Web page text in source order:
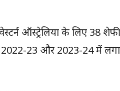
ऑस्ट्रेलिया के लिए 38
23 और 2023-24 में